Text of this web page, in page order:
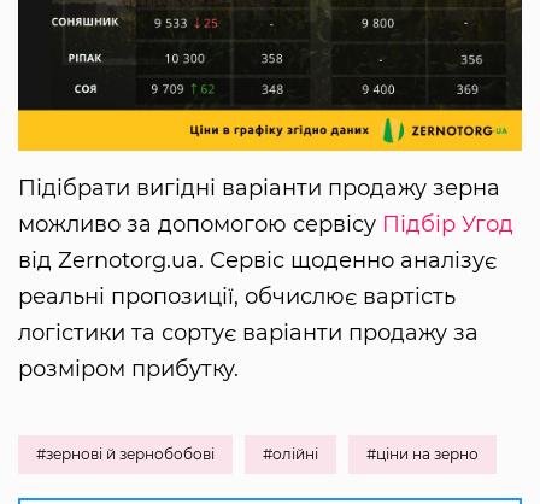
Підібрати вигідні варіанти продажу зерна
можливо за допомогою сервісу Підбір Угод
від Zernotorg.ua. Сервіс щоденно аналізує
реальні пропозиції, обчислює вартість
логістики та сортує варіанти продажу за
розміром прибутку.
#зернові й зернобобові #олійні #ціни на зерно